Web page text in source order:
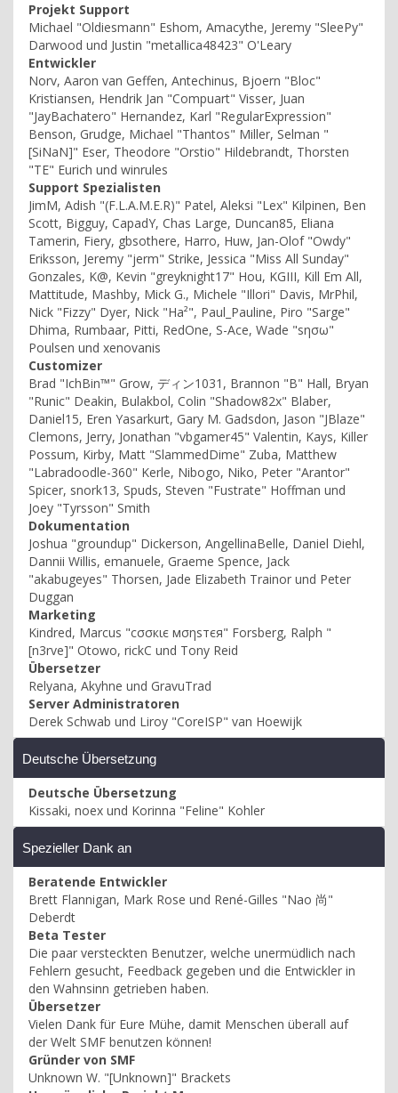
Projekt Support
Michael "Oldiesmann" Eshom, Amacythe, Jeremy "SleePy"
Darwood und Justin "metallica48423" O'Leary
Entwickler
Norv, Aaron van Geffen, Antechinus, Bjoern "Bloc"
Kristiansen, Hendrik Jan "Compuart" Visser, Juan
"JayBachatero" Hernandez, Karl "RegularExpression"
Benson, Grudge, Michael "Thantos" Miller, Selman "
[SiNaN]" Eser, Theodore "Orstio" Hildebrandt, Thorsten
"TE" Eurich und winrules
Support Spezialisten
JimM, Adish "(F.L.A.M.E.R)" Patel, Aleksi "Lex" Kilpinen, Ben
Scott, Bigguy, CapadY, Chas Large, Duncan85, Eliana
Tamerin, Fiery, gbsothere, Harro, Huw, Jan-Olof "Owdy"
Eriksson, Jeremy "jerm" Strike, Jessica "Miss All Sunday"
Gonzales, K@, Kevin "greyknight17" Hou, KGIII, Kill Em All,
Mattitude, Mashby, Mick G., Michele "Illori" Davis, MrPhil,
Nick "Fizzy" Dyer, Nick "Ha²", Paul_Pauline, Piro "Sarge"
Dhima, Rumbaar, Pitti, RedOne, S-Ace, Wade "sησω"
Poulsen und xenovanis
Customizer
Brad "IchBin™" Grow, ディン1031, Brannon "B" Hall, Bryan
"Runic" Deakin, Bulakbol, Colin "Shadow82x" Blaber,
Daniel15, Eren Yasarkurt, Gary M. Gadsdon, Jason "JBlaze"
Clemons, Jerry, Jonathan "vbgamer45" Valentin, Kays, Killer
Possum, Kirby, Matt "SlammedDime" Zuba, Matthew
"Labradoodle-360" Kerle, Nibogo, Niko, Peter "Arantor"
Spicer, snork13, Spuds, Steven "Fustrate" Hoffman und
Joey "Tyrsson" Smith
Dokumentation
Joshua "groundup" Dickerson, AngellinaBelle, Daniel Diehl,
Dannii Willis, emanuele, Graeme Spence, Jack
"akabugeyes" Thorsen, Jade Elizabeth Trainor und Peter
Duggan
Marketing
Kindred, Marcus "cσσкιє мσηѕтєя" Forsberg, Ralph "
[n3rve]" Otowo, rickC und Tony Reid
Übersetzer
Relyana, Akyhne und GravuTrad
Server Administratoren
Derek Schwab und Liroy "CoreISP" van Hoewijk
Deutsche Übersetzung
Deutsche Übersetzung
Kissaki, noex und Korinna "Feline" Kohler
Spezieller Dank an
Beratende Entwickler
Brett Flannigan, Mark Rose und René-Gilles "Nao 尚"
Deberdt
Beta Tester
Die paar versteckten Benutzer, welche unermüdlich nach
Fehlern gesucht, Feedback gegeben und die Entwickler in
den Wahnsinn getrieben haben.
Übersetzer
Vielen Dank für Eure Mühe, damit Menschen überall auf
der Welt SMF benutzen können!
Gründer von SMF
Unknown W. "[Unknown]" Brackets